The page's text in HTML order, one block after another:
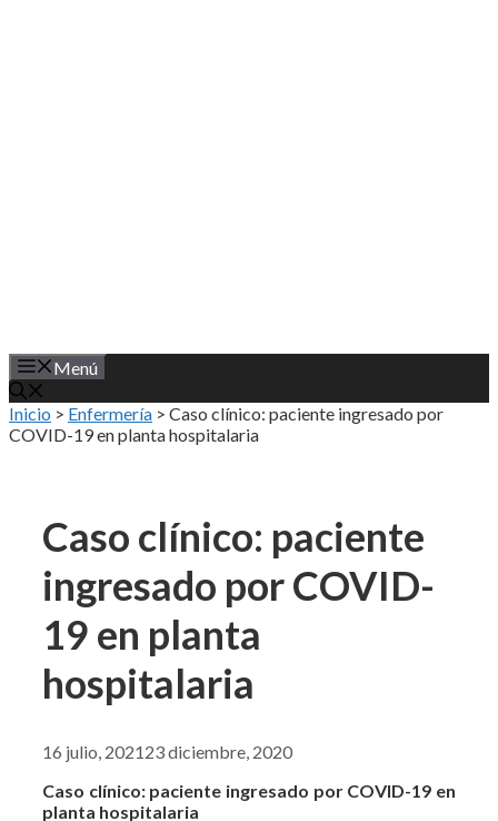
Menú
Inicio > Enfermería > Caso clínico: paciente ingresado por
COVID-19 en planta hospitalaria
Caso clínico: paciente
ingresado por COVID-
19 en planta
hospitalaria
16 julio, 202123 diciembre, 2020
Caso clínico: paciente ingresado por COVID-19 en
planta hospitalaria